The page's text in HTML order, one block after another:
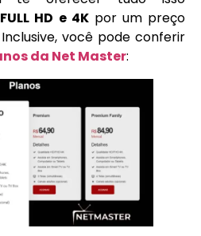
HD e 4Kpor um preço
você pode conferir
da Net Master: